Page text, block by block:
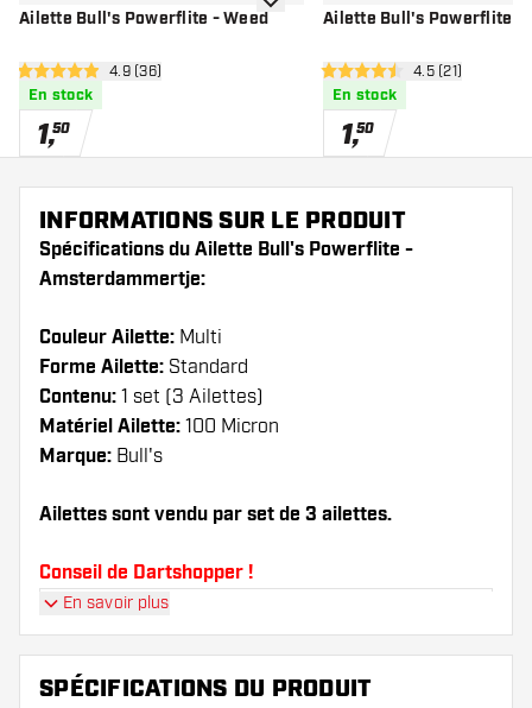
Ailette Bull's Powerflite - Weed
ouvrir le panneau des avis
4.9 étoiles de notation
4.9 (36)
En stock
1,50
ajouter à la liste de souhaits
Ailette Bull's Powerflite -
ouvrir le
4.5 étoiles de notation
4.5 (21)
En stock
1,50
INFORMATIONS SUR LE PRODUIT
Spécifications du Ailette Bull's Powerflite -
Amsterdammertje:
Couleur Ailette: Multi
Forme Ailette: Standard
Contenu: 1 set (3 Ailettes)
Matériel Ailette: 100 Micron
Marque: Bull's
Ailettes sont vendu par set de 3 ailettes.
Conseil de Dartshopper !
et de tiges. Ils peuvent être endommagés ou
cassés à l'usage.
En savoir plus
SPÉCIFICATIONS DU PRODUIT